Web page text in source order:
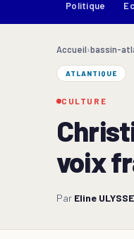
Politique
Accueil›bassin-
ATLANTIQUE
CULTURE
voix
Par Eline ULYSSE